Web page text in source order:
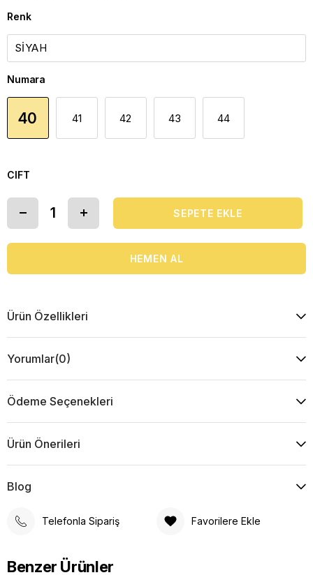
Renk
Numara
40 41 42 43 44
CIFT
Ürün Özellikleri
Yorumlar(0)
Ödeme Seçenekleri
Ürün Önerileri
Blog
Telefonla Sipariş Favorilere Ekle
Benzer Ürünler